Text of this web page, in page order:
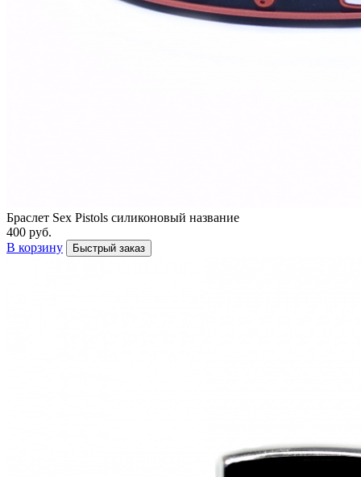
Браслет Sex Pistols силиконовый название
400 руб.
В корзину
Быстрый заказ